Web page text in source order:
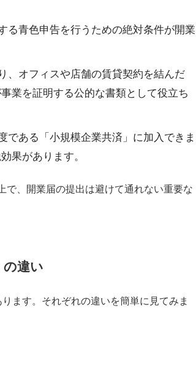
る青色申告を行うための絶対条件が開業
、オフィスや店舗の賃貸契約を結んだ
業を証明する公的な書類として役立ち
である「小規模企業共済」に加入できま
果があります。
で、開業届の提出は避けて通れない重要な
の違い
ます。それぞれの違いを簡単に見てみま